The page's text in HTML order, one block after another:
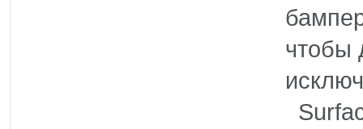
чтобы